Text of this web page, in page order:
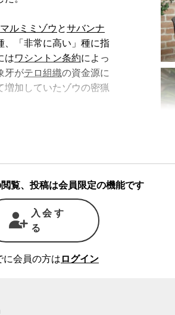
マルミミゾウ とサバンナ
、「非常に高い」種に指
はワシントン条約によっ
牙がテロ組織の資金源に
増加していたゾウの密猟
ている。政府は国内で
ものだと主張している
る日本から、他国への
は2012年12月から22年
年から増加したまま近
る8件は日本人と中国人
覧、投稿は会員限定の機能です
入会す
る
に会員の方は ログイン